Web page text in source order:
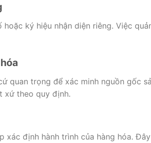
hoặc ký hiệu nhận diện riêng. Việc
quan trọng để xác minh nguồn gốc
xứ theo quy định.
xác định hành trình của hàng hóa.